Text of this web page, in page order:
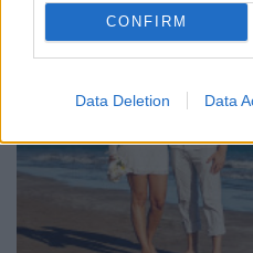
CONFIRM
Data Deletion Data